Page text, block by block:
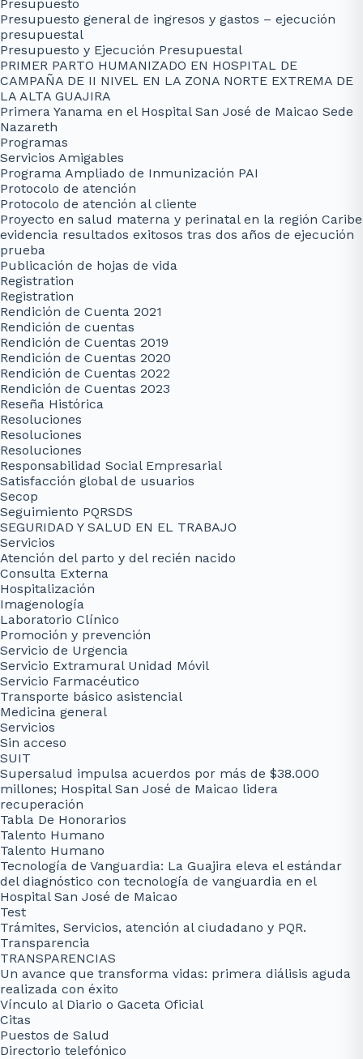
Presupuesto
Presupuesto general de ingresos y gastos – ejecución
presupuestal
Presupuesto y Ejecución Presupuestal
PRIMER PARTO HUMANIZADO EN HOSPITAL DE
CAMPAÑA DE II NIVEL EN LA ZONA NORTE EXTREMA DE
LA ALTA GUAJIRA
Primera Yanama en el Hospital San José de Maicao Sede
Nazareth
Programas
Servicios Amigables
Programa Ampliado de Inmunización PAI
Protocolo de atención
Protocolo de atención al cliente
Proyecto en salud materna y perinatal en la región Caribe
evidencia resultados exitosos tras dos años de ejecución
prueba
Publicación de hojas de vida
Registration
Registration
Rendición de Cuenta 2021
Rendición de cuentas
Rendición de Cuentas 2019
Rendición de Cuentas 2020
Rendición de Cuentas 2022
Rendición de Cuentas 2023
Reseña Histórica
Resoluciones
Resoluciones
Resoluciones
Responsabilidad Social Empresarial
Satisfacción global de usuarios
Secop
Seguimiento PQRSDS
SEGURIDAD Y SALUD EN EL TRABAJO
Servicios
Atención del parto y del recién nacido
Consulta Externa
Hospitalización
Imagenología
Laboratorio Clínico
Promoción y prevención
Servicio de Urgencia
Servicio Extramural Unidad Móvil
Servicio Farmacéutico
Transporte básico asistencial
Medicina general
Servicios
Sin acceso
SUIT
Supersalud impulsa acuerdos por más de $38.000
millones; Hospital San José de Maicao lidera
recuperación
Tabla De Honorarios
Talento Humano
Talento Humano
Tecnología de Vanguardia: La Guajira eleva el estándar
del diagnóstico con tecnología de vanguardia en el
Hospital San José de Maicao
Test
Trámites, Servicios, atención al ciudadano y PQR.
Transparencia
TRANSPARENCIAS
Un avance que transforma vidas: primera diálisis aguda
realizada con éxito
Vínculo al Diario o Gaceta Oficial
Citas
Puestos de Salud
Directorio telefónico